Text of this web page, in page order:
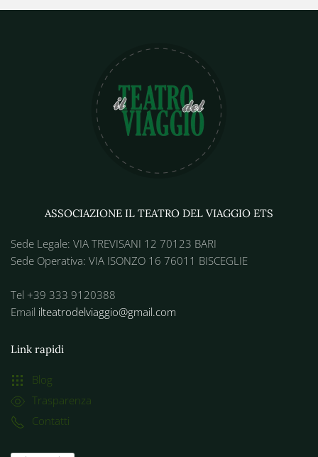
ASSOCIAZIONE IL TEATRO DEL VIAGGIO ETS
Sede Legale: VIA TREVISANI 12 70123 BARI
Sede Operativa: VIA ISONZO 16 76011 BISCEGLIE
Tel +39 333 9120388
Email ilteatrodelviaggio@gmail.com
Link rapidi
Blog
Trasparenza
Contatti